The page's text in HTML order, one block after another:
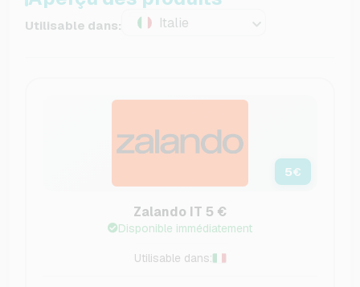
Utilisable dans: Italie
5€
Zalando IT 5 €
Disponible immédiatement
Utilisable dans: